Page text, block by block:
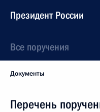
Президент России
Все поручения
Документы
Перечень